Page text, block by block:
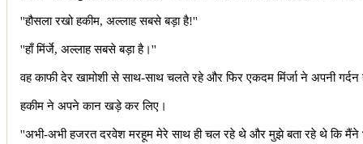
''हौसला रखो हकीम, अल्लाह सबसे बड़ा है!''
''हाँ मिंर्जे, अल्लाह सबसे बड़ा है।''
वह काफी देर खामोशी से साथ-साथ चलते रहे और फिर एकदम मिंर्जा ने अपनी
हकीम ने अपने कान खड़े कर लिए।
''अभी-अभी हजरत दरवेश मरहूम मेरे साथ ही चल रहे थे और मुझे बता रहे थे कि मैंने